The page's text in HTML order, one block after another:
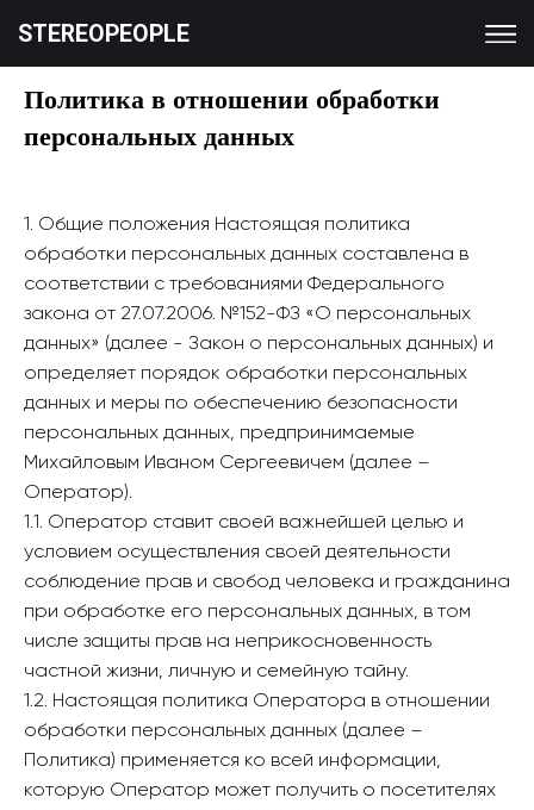
STEREOPEOPLE
Политика в отношении обработки
персональных данных
1. Общие положения Настоящая политика
обработки персональных данных составлена в
соответствии с требованиями Федерального
закона от 27.07.2006. №152-ФЗ «О персональных
данных» (далее - Закон о персональных данных) и
определяет порядок обработки персональных
данных и меры по обеспечению безопасности
персональных данных, предпринимаемые
Михайловым Иваном Сергеевичем (далее –
Оператор).
1.1. Оператор ставит своей важнейшей целью и
условием осуществления своей деятельности
соблюдение прав и свобод человека и гражданина
при обработке его персональных данных, в том
числе защиты прав на неприкосновенность
частной жизни, личную и семейную тайну.
1.2. Настоящая политика Оператора в отношении
обработки персональных данных (далее –
Политика) применяется ко всей информации,
которую Оператор может получить о посетителях